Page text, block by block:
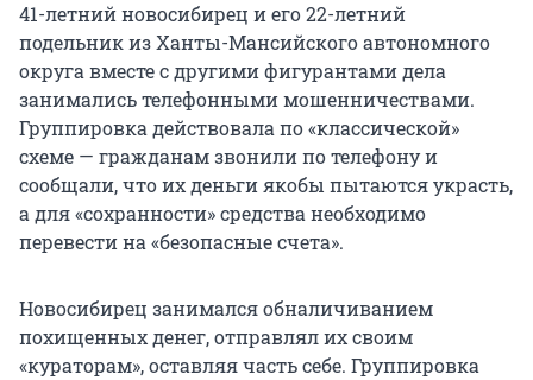
41-летний новосибирец и его 22-летний
подельник из Ханты-Мансийского автономного
округа вместе с другими фигурантами дела
занимались телефонными мошенничествами.
Группировка действовала по «классической»
схеме — гражданам звонили по телефону и
сообщали, что их деньги якобы пытаются украсть,
а для «сохранности» средства необходимо
перевести на «безопасные счета».
Новосибирец занимался обналичиванием
похищенных денег, отправлял их своим
«кураторам», оставляя часть себе. Группировка